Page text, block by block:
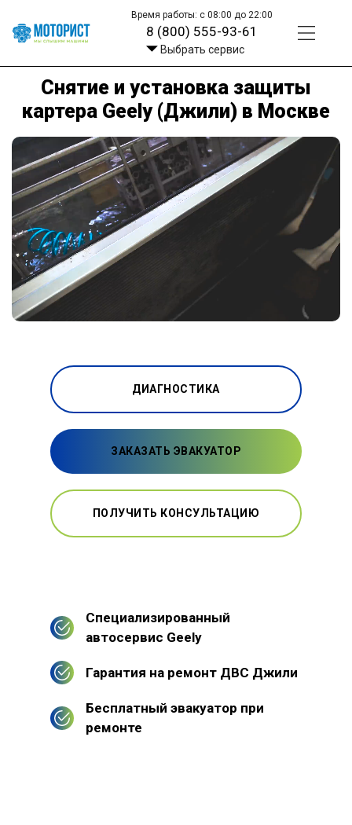
Время работы: с 08:00 до 22:00
8 (800) 555-93-61
Выбрать сервис
Снятие и установка защиты
картера Geely (Джили) в Москве
ДИАГНОСТИКА
ЗАКАЗАТЬ ЭВАКУАТОР
ПОЛУЧИТЬ КОНСУЛЬТАЦИЮ
Специализированный
автосервис Geely
Гарантия на ремонт ДВС Джили
Бесплатный эвакуатор при
ремонте